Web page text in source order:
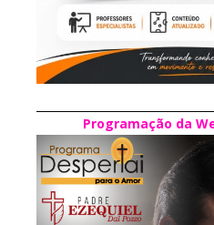
Programação da